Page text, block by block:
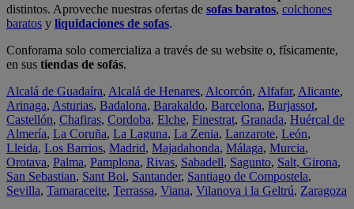
distintos. Aproveche nuestras ofertas de sofas baratos, colchones
baratos y liquidaciones de sofas.
Conforama solo comercializa a través de su website o, físicamente,
en sus tiendas de sofás.
Alcalá de Guadaíra, Alcalá de Henares, Alcorcón, Alfafar, Alicante,
Arinaga, Asturias, Badalona, Barakaldo, Barcelona, Burjassot,
Castellón, Chafiras, Cordoba, Elche, Finestrat, Granada, Huércal de
Almería, La Coruña, La Laguna, La Zenia, Lanzarote, León,
Lleida, Los Barrios, Madrid, Majadahonda, Málaga, Murcia,
Orotava, Palma, Pamplona, Rivas, Sabadell, Sagunto, Salt, Girona,
San Sebastian, Sant Boi, Santander, Santiago de Compostela,
Sevilla, Tamaraceite, Terrassa, Viana, Vilanova i la Geltrú, Zaragoza